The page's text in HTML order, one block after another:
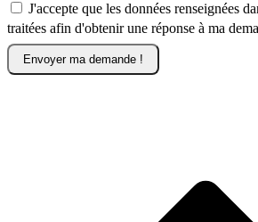
J'accepte que les données renseignées
traitées afin d'obtenir une réponse à ma
Envoyer ma demande !